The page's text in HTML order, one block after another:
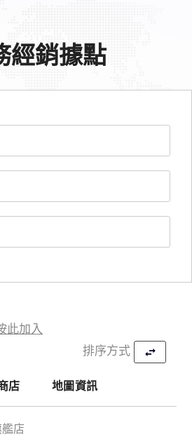
經銷據點
此加入
排序方式
店 地圖資訊
店